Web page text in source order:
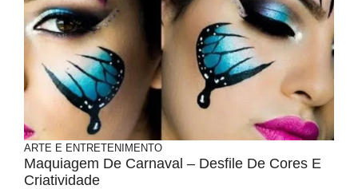
ARTE E ENTRETENIMENTO
Maquiagem De Carnaval – Desfile De Cores E
Criatividade